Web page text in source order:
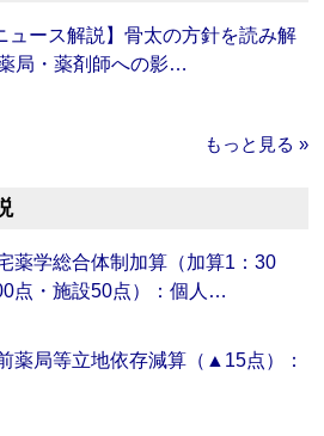
ュース解説】骨太の方針を読み解
局・薬剤師への影…
もっと見る »
薬学総合体制加算（加算1：30
点・施設50点）：個人…
薬局等立地依存減算（▲15点）：